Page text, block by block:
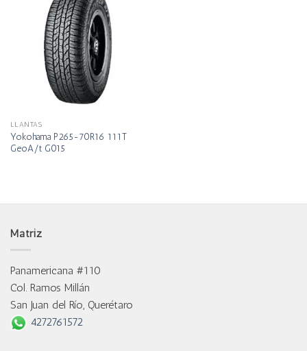
LLANTAS
Yokohama P265-70R16 111T
GeoA/t G015
Matriz
Panamericana #110
Col. Ramos Millán
San Juan del Río, Querétaro
4272761572